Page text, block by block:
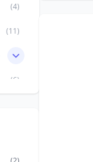
(4)
(11)
(6)